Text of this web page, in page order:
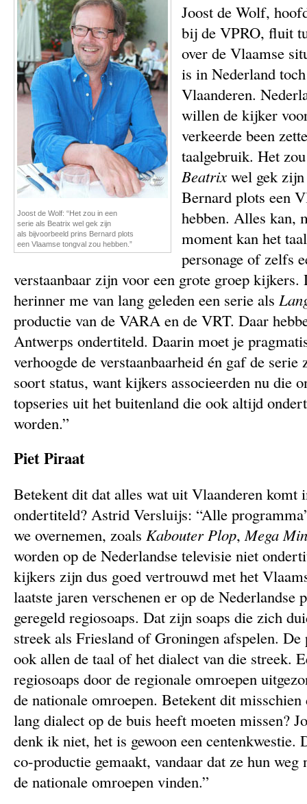
Joost de Wolf: “Het zou in een
serie als Beatrix wel gek zijn
als bijvoorbeeld prins Bernard plots
een Vlaamse tongval zou hebben.”
Joost de Wolf,
bij de VPRO, fluit
over de Vlaamse
is in Nederland
Vlaanderen.
willen de kijker
verkeerde been
taalgebruik. Het
Beatrix wel gek
Bernard plots een
hebben. Alles kan,
moment kan het
personage of zelfs
verstaanbaar zijn voor een grote groep
herinner me van lang geleden een serie als
productie van de VARA en de VRT. Daar
Antwerps ondertiteld. Daarin moet je
verhoogde de verstaanbaarheid én gaf de serie
soort status, want kijkers associeerden nu die
topseries uit het buitenland die ook altijd
worden.”
Piet Piraat
Betekent dit dat alles wat uit Vlaanderen komt
ondertiteld? Astrid Versluijs: “Alle
we overnemen, zoals Kabouter Plop, Mega
worden op de Nederlandse televisie niet
kijkers zijn dus goed vertrouwd met het
laatste jaren verschenen er op de Nederlandse
geregeld regiosoaps. Dat zijn soaps die zich
streek als Friesland of Groningen afspelen. De
ook allen de taal of het dialect van die streek.
regiosoaps door de regionale omroepen
de nationale omroepen. Betekent dit
lang dialect op de buis heeft moeten missen?
denk ik niet, het is gewoon een centenkwestie.
co-productie gemaakt, vandaar dat ze hun weg
de nationale omroepen vinden.”